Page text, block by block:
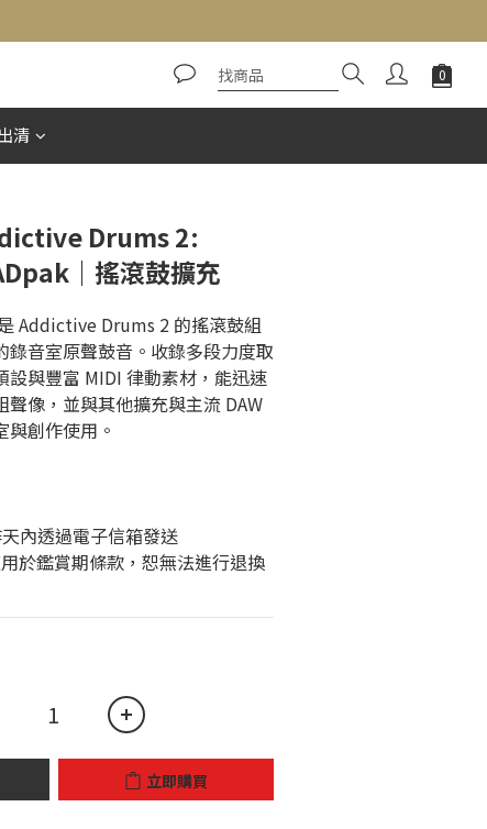
清
Drums 2:
｜搖滾鼓擴充
Addictive Drums 2 的搖滾鼓組
錄音室原聲鼓音。收錄多段力度取
設與豐富 MIDI 律動素材，能迅速
聲像，並與其他擴充與主流 DAW
創作使用。
天內透過電子信箱發送
立即購買
立即購買